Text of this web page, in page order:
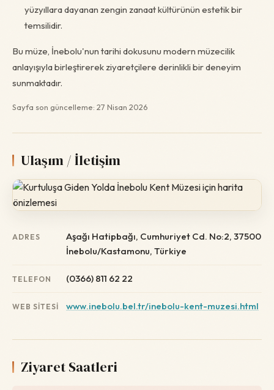
yüzyıllara dayanan zengin zanaat kültürünün estetik bir
temsilidir.
Bu müze, İnebolu'nun tarihi dokusunu modern müzecilik
anlayışıyla birleştirerek ziyaretçilere derinlikli bir deneyim
sunmaktadır.
Sayfa son güncelleme: 27 Nisan 2026
Ulaşım / İletişim
ADRES
Aşağı Hatipbağı, Cumhuriyet Cd. No:2, 37500
İnebolu/Kastamonu, Türkiye
TELEFON (0366) 811 62 22
WEB SITESI www.inebolu.bel.tr/inebolu-kent-muzesi.html
Ziyaret Saatleri